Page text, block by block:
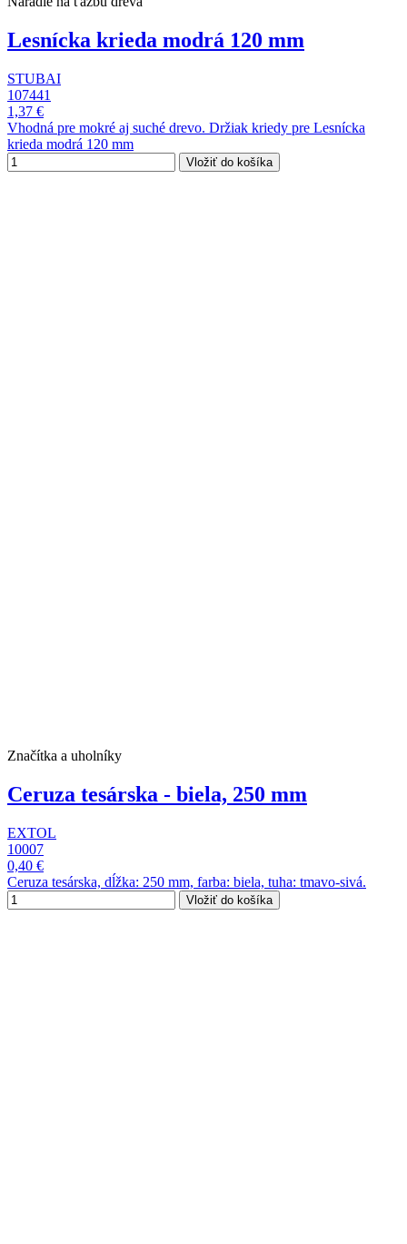
Lesnícka krieda modrá 120 mm
STUBAI
107441
1,37 €
Vhodná pre mokré aj suché drevo. Držiak kriedy pre Lesnícka
krieda modrá 120 mm
Vložiť do košíka
Značítka a uholníky
Ceruza tesárska - biela, 250 mm
EXTOL
10007
0,40 €
Ceruza tesárska, dĺžka: 250 mm, farba: biela, tuha: tmavo-sivá.
Vložiť do košíka